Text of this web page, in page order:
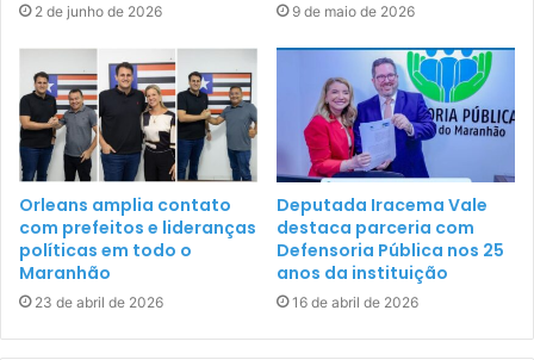
2 de junho de 2026 9 de maio de 2026
Orleans amplia contato
com prefeitos e lideranças
políticas em todo o
Maranhão
23 de abril de 2026
Deputada Iracema Vale
destaca parceria com
Defensoria Pública nos 25
anos da instituição
16 de abril de 2026